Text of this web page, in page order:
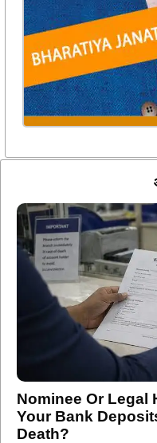
Nominee Or Legal
Your Bank
Death?